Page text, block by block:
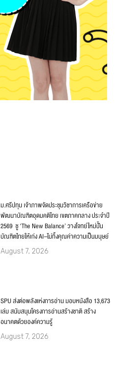
ม.ศรีปทุม เจ้าภาพจัดประชุมวิชาการเครือข่าย
พัฒนาบัณฑิตอุดมคติไทย เขตภาคกลาง ประจำปี
2569 ชู ‘The New Balance’ วางโจทย์ใหม่ปั้น
บัณฑิตไทยให้เก่ง AI–ไม่ทิ้งคุณค่าความเป็นมนุษย์
August 7, 2026
SPU ส่งต่อพลังแห่งการอ่าน มอบหนังสือ 13,673
เล่ม สนับสนุนโครงการอ่านสร้างชาติ สร้าง
อนาคตด้วยองค์ความรู้
August 7, 2026